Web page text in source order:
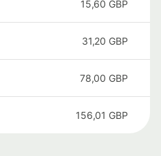
15,60 GBP
31,20 GBP
78,00 GBP
156,01 GBP